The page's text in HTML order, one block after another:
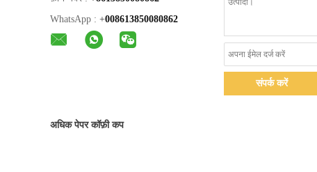
WhatsApp : +008613850080862
संपर्क करें
अधिक पेपर कॉफ़ी कप